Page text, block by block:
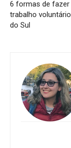
6 formas de fazer
trabalho
do Sul